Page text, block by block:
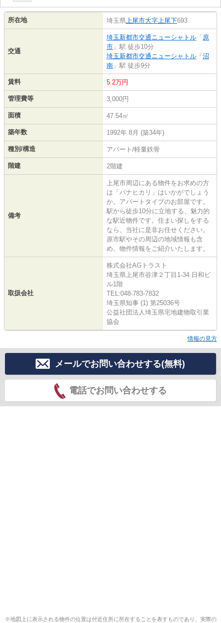
所在地 埼玉県上尾市大字上尾下693
交通
埼玉新都市交通ニューシャトル 「 原
市 」駅 徒歩10分
埼玉新都市交通ニューシャトル 「 沼
南 」駅 徒歩9分
賃料 5.2万円
管理費等 3,000円
面積 47.54㎡
築年数 1992年 8月 (築34年)
種別/構造 アパート/軽量鉄骨
階建 2階建
備考
上尾市周辺にある物件をお求めの方
は「パナヒカリ」はいかがでしょう
か。アパートタイプのお部屋です。
駅から徒歩10分に立地する、魅力的
な駅近物件です。住まい探しをする
なら、当社に是非お任せください。
原市駅やその周辺の地域情報も含
め、物件情報をご紹介いたします。
取扱会社
株式会社AGトラスト
埼玉県上尾市谷津２丁目1-34 日和ビ
ル1階
TEL:048-783-7832
埼玉県知事 (1) 第25036号
公益社団法人埼玉県宅地建物取引業
協会
情報の見方
メールでお問い合わせする(無料)
電話でお問い合わせする
※地図上に表示される物件の位置は付近住所に所在することを表すものであり、実際の